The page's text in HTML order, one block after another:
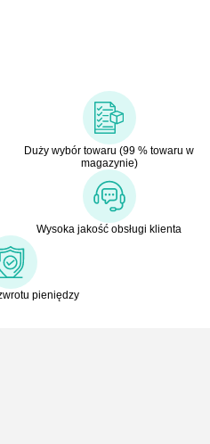
Duży wybór towaru (99 % towaru w
magazynie)
Wysoka jakość obsługi klienta
pieniędzy